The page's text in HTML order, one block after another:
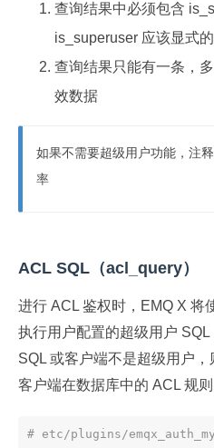
查询结果中必须包含
is_superuser 应该显式
查询结果只能有一条，
效数据
如果不需要超级用户功能，注
率
ACL SQL（acl_query）
进行 ACL 鉴权时，EMQ X 将
执行用户配置的超级用户
SQL 或客户端不是超级用户
客户端在数据库中的 ACL 规则
# etc/plugins/